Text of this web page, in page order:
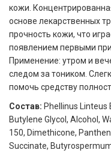
кожи.
основе лекарственных
прочность кожи, что
появлением первыми
Применение: утром и
следом за тоником.
помочь средству
Состав: Phellinus Linteus
Butylene Glycol, Alcohol,
150, Dimethicone,
Succinate,